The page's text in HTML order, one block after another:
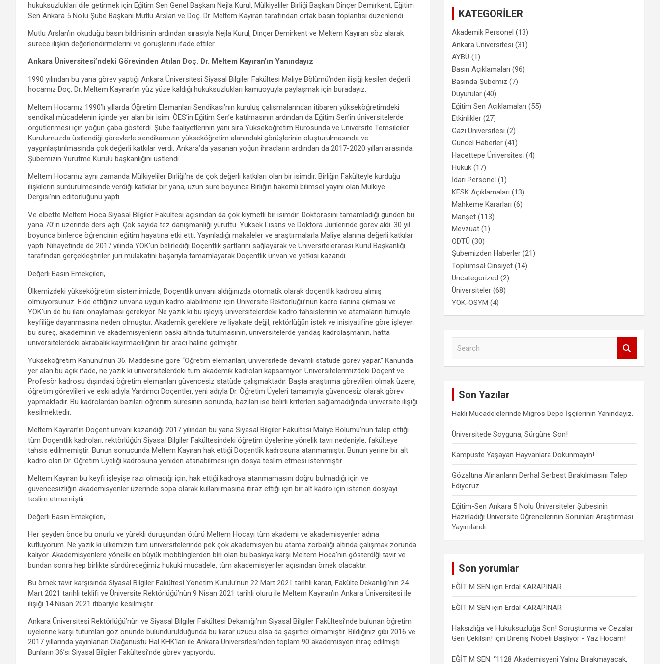
hukuksuzlukları dile getirmek için Eğitim Sen Genel Başkanı Nejla Kurul, Mülkiyeliler Birliği Başkanı Dinçer Demirkent, Eğitim
Sen Ankara 5 No’lu Şube Başkanı Mutlu Arslan ve Doç. Dr. Meltem Kayıran tarafından ortak basın toplantısı düzenlendi.
Mutlu Arslan’ın okuduğu basın bildirisinin ardından sırasıyla Nejla Kurul, Dinçer Demirkent ve Meltem Kayıran söz alarak
sürece ilişkin değerlendirmelerini ve görüşlerini ifade ettiler.
Ankara Üniversitesi’ndeki Görevinden Atılan Doç. Dr. Meltem Kayıran’ın Yanındayız
1990 yılından bu yana görev yaptığı Ankara Üniversitesi Siyasal Bilgiler Fakültesi Maliye Bölümü’nden ilişiği kesilen değerli
hocamız Doç. Dr. Meltem Kayıran’ın yüz yüze kaldığı hukuksuzlukları kamuoyuyla paylaşmak için buradayız.
Meltem Hocamız 1990’lı yıllarda Öğretim Elemanları Sendikası’nın kuruluş çalışmalarından itibaren yükseköğretimdeki
sendikal mücadelenin içinde yer alan bir isim. ÖES’in Eğitim Sen’e katılmasının ardından da Eğitim Sen’in üniversitelerde
örgütlenmesi için yoğun çaba gösterdi. Şube faaliyetlerinin yanı sıra Yükseköğretim Bürosunda ve Üniversite Temsilciler
Kurulumuzda üstlendiği görevlerle sendikamızın yükseköğretim alanındaki görüşlerinin oluşturulmasında ve
yaygınlaştırılmasında çok değerli katkılar verdi. Ankara’da yaşanan yoğun ihraçların ardından da 2017-2020 yılları arasında
Şubemizin Yürütme Kurulu başkanlığını üstlendi.
Meltem Hocamız aynı zamanda Mülkiyeliler Birliği’ne de çok değerli katkıları olan bir isimdir. Birliğin Fakülteyle kurduğu
ilişkilerin sürdürülmesinde verdiği katkılar bir yana, uzun süre boyunca Birliğin hakemli bilimsel yayını olan Mülkiye
Dergisi’nin editörlüğünü yaptı.
Ve elbette Meltem Hoca Siyasal Bilgiler Fakültesi açısından da çok kıymetli bir isimdir. Doktorasını tamamladığı günden bu
yana 70’in üzerinde ders açtı. Çok sayıda tez danışmanlığı yürüttü. Yüksek Lisans ve Doktora Jürilerinde görev aldı. 30 yıl
boyunca binlerce öğrencinin eğitim hayatına etki etti. Yayınladığı makaleler ve araştırmalarla Maliye alanına değerli katkılar
yaptı. Nihayetinde de 2017 yılında YÖK’ün belirlediği Doçentlik şartlarını sağlayarak ve Üniversitelerarası Kurul Başkanlığı
tarafından gerçekleştirilen jüri mülakatını başarıyla tamamlayarak Doçentlik unvan ve yetkisi kazandı.
Değerli Basın Emekçileri,
Ülkemizdeki yükseköğretim sistemimizde, Doçentlik unvanı aldığınızda otomatik olarak doçentlik kadrosu almış
olmuyorsunuz. Elde ettiğiniz unvana uygun kadro alabilmeniz için Üniversite Rektörlüğü’nün kadro ilanına çıkması ve
YÖK’ün de bu ilanı onaylaması gerekiyor. Ne yazık ki bu işleyiş üniversitelerdeki kadro tahsislerinin ve atamaların tümüyle
keyfiliğe dayanmasına neden olmuştur. Akademik gereklere ve liyakate değil, rektörlüğün istek ve inisiyatifine göre işleyen
bu süreç, akademinin ve akademisyenlerin baskı altında tutulmasının, üniversitelerde yandaş kadrolaşmanın, hatta
üniversitelerdeki akrabalık kayırmacılığının bir aracı haline gelmiştir.
Yükseköğretim Kanunu’nun 36. Maddesine göre “Öğretim elemanları, üniversitede devamlı statüde görev yapar.” Kanunda
yer alan bu açık ifade, ne yazık ki üniversitelerdeki tüm akademik kadroları kapsamıyor. Üniversitelerimizdeki Doçent ve
Profesör kadrosu dışındaki öğretim elemanları güvencesiz statüde çalışmaktadır. Başta araştırma görevlileri olmak üzere,
öğretim görevlileri ve eski adıyla Yardımcı Doçentler, yeni adıyla Dr. Öğretim Üyeleri tamamıyla güvencesiz olarak görev
yapmaktadır. Bu kadrolardan bazıları öğrenim süresinin sonunda, bazıları ise belirli kriterleri sağlamadığında üniversite ilişiği
kesilmektedir.
Meltem Kayıran’ın Doçent unvanı kazandığı 2017 yılından bu yana Siyasal Bilgiler Fakültesi Maliye Bölümü’nün talep ettiği
tüm Doçentlik kadroları, rektörlüğün Siyasal Bilgiler Fakültesindeki öğretim üyelerine yönelik tavrı nedeniyle, fakülteye
tahsis edilmemiştir. Bunun sonucunda Meltem Kayıran hak ettiği Doçentlik kadrosuna atanmamıştır. Bunun yerine bir alt
kadro olan Dr. Öğretim Üyeliği kadrosuna yeniden atanabilmesi için dosya teslim etmesi istenmiştir.
Meltem Kayıran bu keyfi işleyişe razı olmadığı için, hak ettiği kadroya atanmamasını doğru bulmadığı için ve
güvencesizliğin akademisyenler üzerinde sopa olarak kullanılmasına itiraz ettiği için bir alt kadro için istenen dosyayı
teslim etmemiştir.
Değerli Basın Emekçileri,
Her şeyden önce bu onurlu ve yürekli duruşundan ötürü Meltem Hocayı tüm akademi ve akademisyenler adına
kutluyorum. Ne yazık ki ülkemizin tüm üniversitelerinde pek çok akademisyen bu atama zorbalığı altında çalışmak zorunda
kalıyor. Akademisyenlere yönelik en büyük mobbinglerden biri olan bu baskıya karşı Meltem Hoca’nın gösterdiği tavır ve
bundan sonra hep birlikte sürdüreceğimiz hukuki mücadele, tüm akademisyenler açısından örnek olacaktır.
Bu örnek tavır karşısında Siyasal Bilgiler Fakültesi Yönetim Kurulu’nun 22 Mart 2021 tarihli kararı, Fakülte Dekanlığı’nın 24
Mart 2021 tarihli teklifi ve Üniversite Rektörlüğü’nün 9 Nisan 2021 tarihli oluru ile Meltem Kayıran’ın Ankara Üniversitesi ile
ilişiği 14 Nisan 2021 itibariyle kesilmiştir.
Ankara Üniversitesi Rektörlüğü’nün ve Siyasal Bilgiler Fakültesi Dekanlığı’nın Siyasal Bilgiler Fakültesi’nde bulunan öğretim
üyelerine karşı tutumları göz önünde bulundurulduğunda bu karar üzücü olsa da şaşırtıcı olmamıştır. Bildiğiniz gibi 2016 ve
2017 yıllarında yayınlanan Olağanüstü Hal KHK’ları ile Ankara Üniversitesi’nden toplam 90 akademisyen ihraç edilmişti.
Bunların 36’sı Siyasal Bilgiler Fakültesi’nde görev yapıyordu.
KATEGORİLER
Akademik Personel (13)
Ankara Üniversitesi (31)
AYBÜ (1)
Basın Açıklamaları (96)
Basında Şubemiz (7)
Duyurular (40)
Eğitim Sen Açıklamaları (55)
Etkinlikler (27)
Gazi Üniversitesi (2)
Güncel Haberler (41)
Hacettepe Üniversitesi (4)
Hukuk (17)
İdari Personel (1)
KESK Açıklamaları (13)
Mahkeme Kararları (6)
Manşet (113)
Mevzuat (1)
ODTÜ (30)
Şubemizden Haberler (21)
Toplumsal Cinsiyet (14)
Uncategorized (2)
Üniversiteler (68)
YÖK-ÖSYM (4)
Son Yazılar
Haklı Mücadelelerinde Migros Depo İşçilerinin Yanındayız.
Üniversitede Soyguna, Sürgüne Son!
Kampüste Yaşayan Hayvanlara Dokunmayın!
Gözaltına Alınanların Derhal Serbest Bırakılmasını Talep
Ediyoruz
Eğitim-Sen Ankara 5 Nolu Üniversiteler Şubesinin
Hazırladığı Üniversite Öğrencilerinin Sorunları Araştırması
Yayımlandı.
Son yorumlar
EĞİTİM SEN içinErdal KARAPINAR
EĞİTİM SEN içinErdal KARAPINAR
Haksızlığa ve Hukuksuzluğa Son! Soruşturma ve Cezalar
Geri Çekilsin! içinDireniş Nöbeti Başlıyor - Yaz Hocam!
EĞİTİM SEN: “1128 Akademisyeni Yalnız Bırakmayacak,